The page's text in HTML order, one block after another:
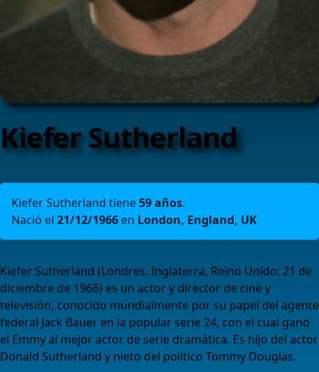
Kiefer Sutherland
Kiefer Sutherland tiene59 años.
Nació el 21/12/1966 en London, England, UK
Kiefer Sutherland (Londres, Inglaterra, Reino Unido; 21 de
diciembre de 1966) es un actor y director de cine y
televisión, conocido mundialmente por su papel del agente
federal Jack Bauer en la popular serie 24, con el cual ganó
el Emmy al mejor actor de serie dramática. Es hijo del actor
Donald Sutherland y nieto del político Tommy Douglas.